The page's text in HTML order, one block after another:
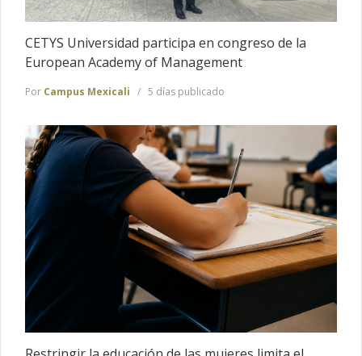
CETYS Universidad participa en congreso de la
European Academy of Management
Por Campus Mexicali 5 días publicado